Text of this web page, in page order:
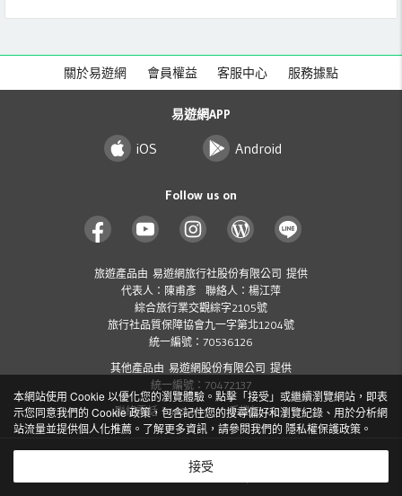
關於易遊網 會員權益 客服中心 服務據點
易遊網APP
iOS Android
Follow us on
旅遊產品由 易遊網旅行社股份有限公司 提供
代表人：陳甫彥 聯絡人：楊江萍
綜合旅行業交觀綜字2105號
旅行社品質保障協會九一字第北1204號
統一編號：70536126
其他產品由 易遊網股份有限公司 提供
統一編號：70472137
聯絡電話：412-8001 ( 手機加 02 )
2026 ezTravel Co., Ltd. All rights reserved.
隱私權保護政策及個資聲明
本網站使用 Cookie 以優化您的瀏覽體驗。點擊「接受」或繼續瀏覽網站，即表
示您同意我們的 Cookie 政策，包含記住您的搜尋偏好和瀏覽紀錄、用於分析網
站流量並提供個人化推薦。了解更多資訊，請參閱我們的 隱私權保護政策 。
接受